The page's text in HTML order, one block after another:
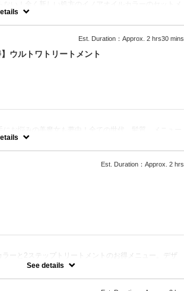
Est. Duration：Approx. 2 hrs30 mins
ウルトワトリートメント
お悩みの美魔女も夢中！全ての世代、髪質、メニュー
Est. Duration：Approx. 2 hrs
ラーと2ステップトリートメントのお得メニュー。デザ
を塗り分けます。シャンプー、ブロー込、ロング料金な
See details